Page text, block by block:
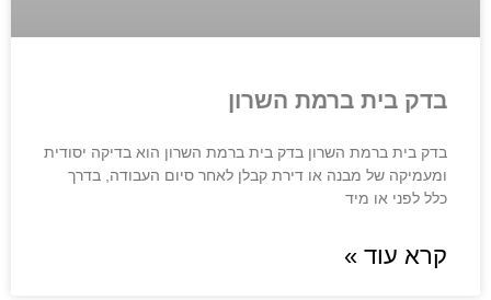
בדק בית ברמת השרון
בדק בית ברמת השרון בדק בית ברמת השרון הוא בדיקה יסודית
ומעמיקה של מבנה או דירת קבלן לאחר סיום העבודה, בדרך
כלל לפני או מיד
קרא עוד »